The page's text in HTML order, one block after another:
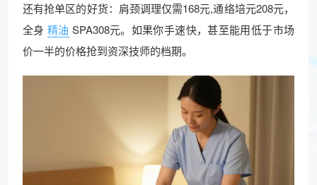
还有抢单区的好货：肩颈调理仅需168元,通络培元208元，
全身 精油 SPA308元。如果你手速快，甚至能用低于市场
价一半的价格抢到资深技师的档期。